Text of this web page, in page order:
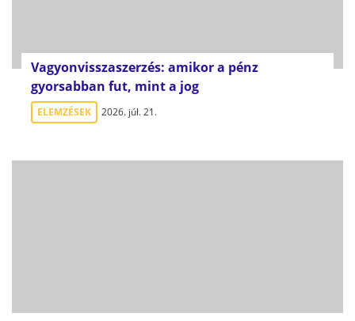
Vagyonvisszaszerzés: amikor a pénz
gyorsabban fut, mint a jog
ELEMZÉSEK 2026. júl. 21.